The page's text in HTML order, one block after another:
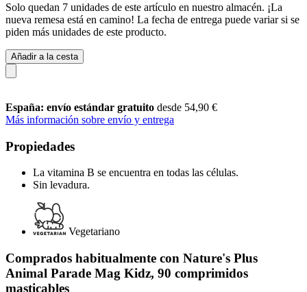
Solo quedan 7 unidades de este artículo en nuestro almacén. ¡La
nueva remesa está en camino! La fecha de entrega puede variar si se
piden más unidades de este producto.
Añadir a la cesta
España: envío estándar gratuito desde 54,90 €
Más información sobre envío y entrega
Propiedades
La vitamina B se encuentra en todas las células.
Sin levadura.
Vegetariano
Comprados habitualmente con Nature's Plus
Animal Parade Mag Kidz, 90 comprimidos
masticables